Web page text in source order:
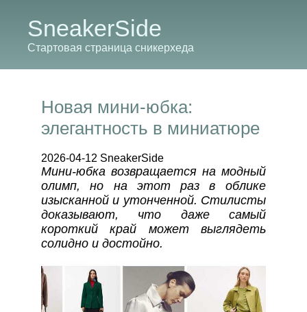
SneakerSide
Стартовая страница сникерхеда
Новая мини-юбка:
элегантность в миниатюре
2026-04-12 SneakerSide
Мини-юбка возвращается на модный
олимп, но на этот раз в облике
изысканной и утонченной. Стилисты
доказывают, что даже самый
короткий край может выглядеть
солидно и достойно.